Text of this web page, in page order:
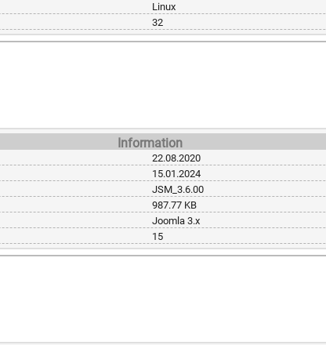
Linux
32
Information
22.08.2020
15.01.2024
JSM_3.6.00
987.77 KB
Joomla 3.x
15